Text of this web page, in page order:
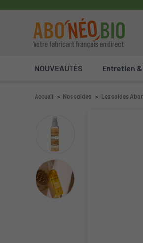
NOUVEAUTÉS Entretien &
Accueil Nos soldes Les soldes